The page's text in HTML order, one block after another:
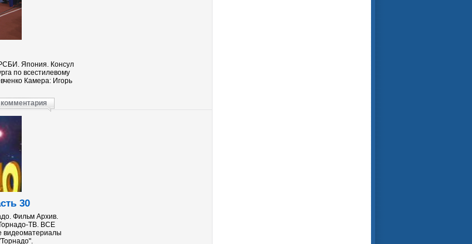
Япония. Консул
по всестилевому
Камера: Игорь
30
Фильм Архив.
ТВ. ВСЕ